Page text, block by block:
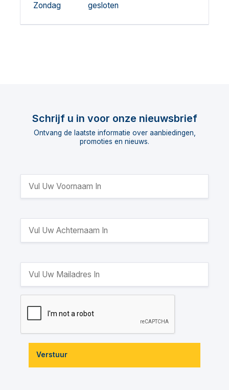
Zondag
gesloten
Schrijf u in voor onze nieuwsbrief
Ontvang de laatste informatie over aanbiedingen,
promoties en nieuws.
Verstuur